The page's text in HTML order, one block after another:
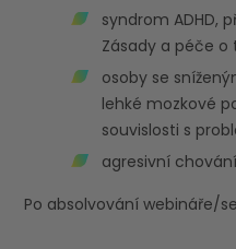
syndrom ADHD,
Zásady a péče o
osoby se
lehké mozkové
souvislosti s
agresivní
Po absolvování webináře/